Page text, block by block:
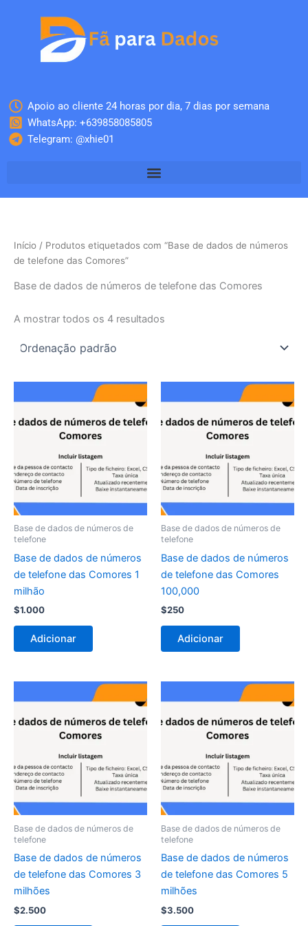
Apoio ao cliente 24 horas por dia, 7 dias por semana
WhatsApp: +639858085805
Telegram: @xhie01
Início / Produtos etiquetados com “Base de dados de números
de telefone das Comores”
Base de dados de números de telefone das Comores
A mostrar todos os 4 resultados
Base de dados de números de
telefone
Base de dados de números
de telefone das Comores 1
milhão
$1.000
Adicionar
Base de dados de números de
telefone
Base de dados de números
de telefone das Comores
100,000
$250
Adicionar
Base de dados de números de
telefone
Base de dados de números
de telefone das Comores 3
milhões
$2.500
Base de dados de números de
telefone
Base de dados de números
de telefone das Comores 5
milhões
$3.500